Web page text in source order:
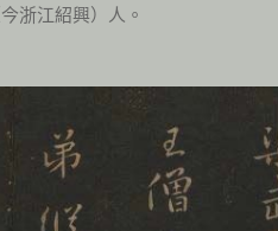
浙江紹興）人。